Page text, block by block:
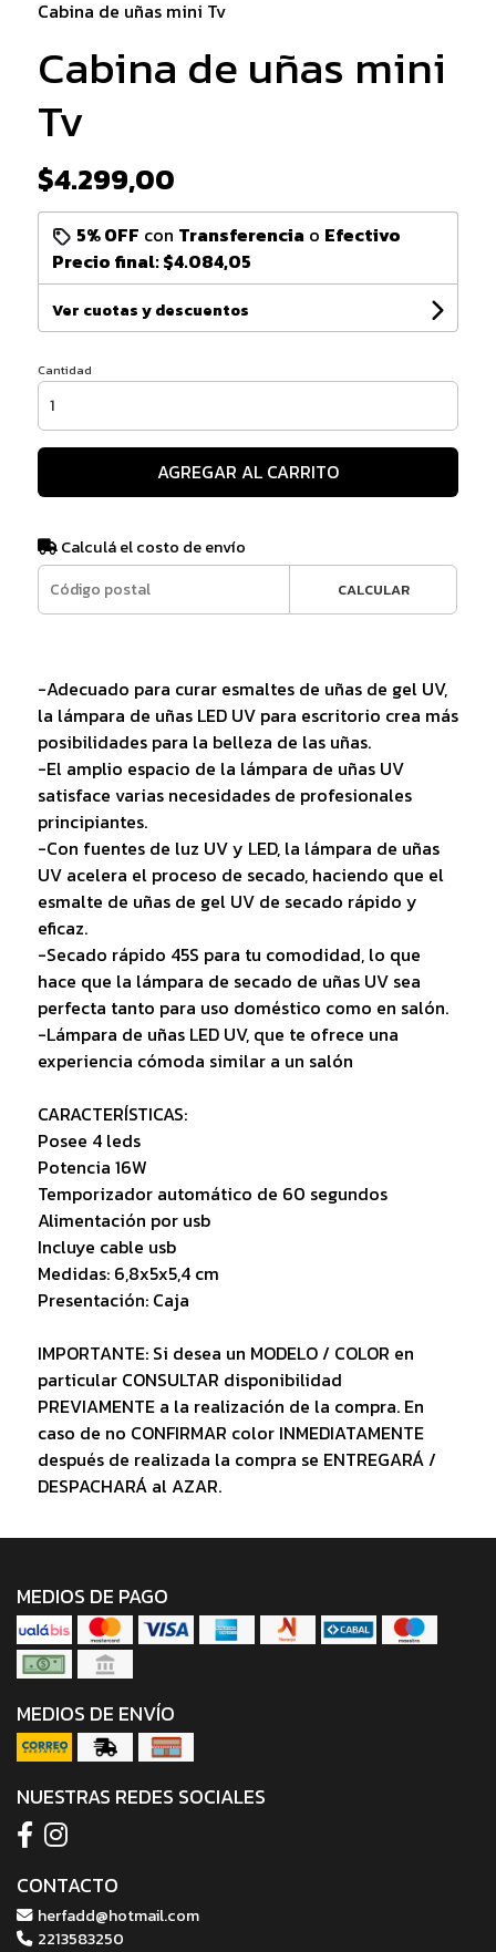
Cabina de uñas mini Tv
Cabina de uñas mini
Tv
$4.299,00
5% OFF con Transferencia o Efectivo
Precio final:$4.084,05
Ver cuotas y descuentos
Cantidad
AGREGAR AL CARRITO
Calculá el costo de envío
CALCULAR
-Adecuado para curar esmaltes de uñas de gel UV,
la lámpara de uñas LED UV para escritorio crea más
posibilidades para la belleza de las uñas.
-El amplio espacio de la lámpara de uñas UV
satisface varias necesidades de profesionales
principiantes.
-Con fuentes de luz UV y LED, la lámpara de uñas
UV acelera el proceso de secado, haciendo que el
esmalte de uñas de gel UV de secado rápido y
eficaz.
-Secado rápido 45S para tu comodidad, lo que
hace que la lámpara de secado de uñas UV sea
perfecta tanto para uso doméstico como en salón.
-Lámpara de uñas LED UV, que te ofrece una
experiencia cómoda similar a un salón
CARACTERÍSTICAS:
Posee 4 leds
Potencia 16W
Temporizador automático de 60 segundos
Alimentación por usb
Incluye cable usb
Medidas: 6,8x5x5,4 cm
Presentación: Caja
IMPORTANTE: Si desea un MODELO / COLOR en
particular CONSULTAR disponibilidad
PREVIAMENTE a la realización de la compra. En
caso de no CONFIRMAR color INMEDIATAMENTE
después de realizada la compra se ENTREGARÁ /
DESPACHARÁ al AZAR.
MEDIOS DE PAGO
MEDIOS DE ENVÍO
NUESTRAS REDES SOCIALES
CONTACTO
herfadd@hotmail.com
2213583250